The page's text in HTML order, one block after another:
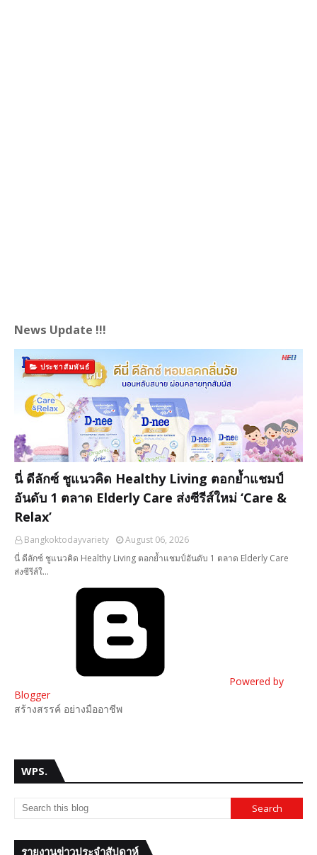
News Update !!!
ประชาสัมพันธ์
นี่ ดีลักซ์ ชูแนวคิด Healthy Living ตอกย้ำแชมป์
อันดับ 1 ตลาด Elderly Care ส่งซีรีส์ใหม่ ‘Care &
Relax’
Bangkoktodayvariety
August 06, 2026
นี่ ดีลักซ์ ชูแนวคิด Healthy Living ตอกย้ำแชมป์อันดับ 1 ตลาด Elderly Care
ส่งซีรีส์ใ…
Powered by
Blogger
สร้างสรรค์ อย่างมืออาชีพ
WPS.
รายงานข่าวประจำสัปดาห์